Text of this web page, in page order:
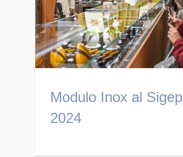
Modulo Inox al Sigep
2024